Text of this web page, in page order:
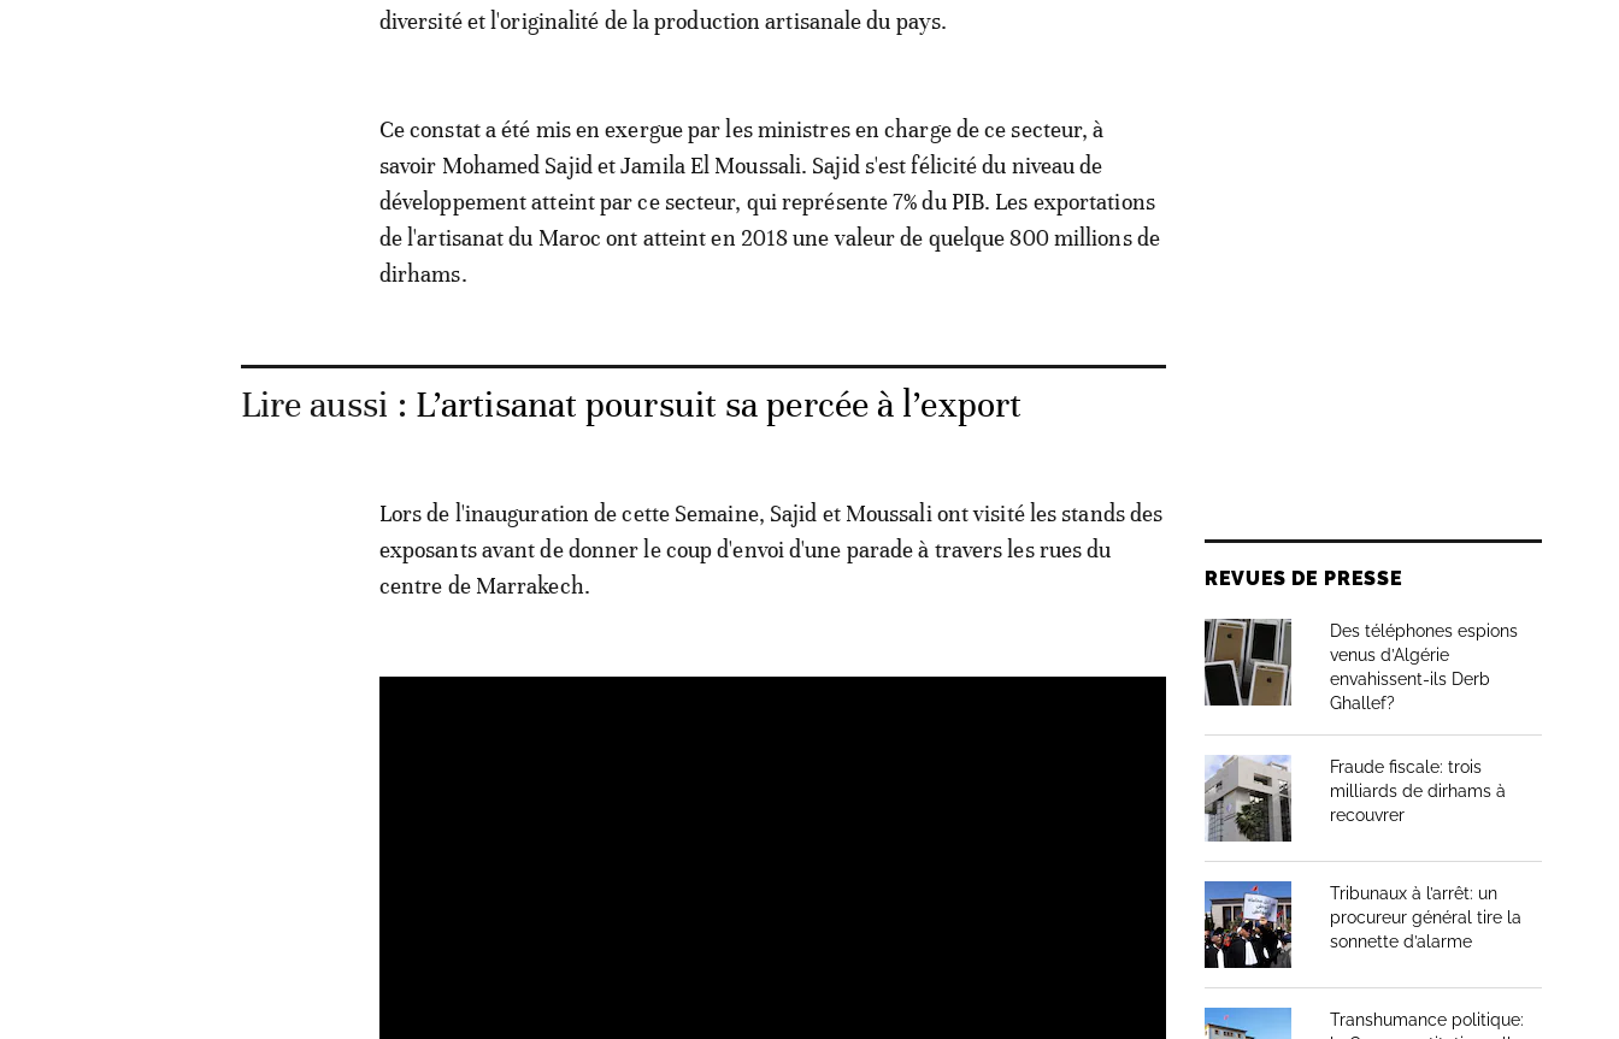
diversité et l'originalité de la production artisanale du pays.
Ce constat a été mis en exergue par les ministres en charge de ce secteur, à
savoir Mohamed Sajid et Jamila El Moussali. Sajid s'est félicité du niveau de
développement atteint par ce secteur, qui représente 7% du PIB. Les exportations
de l'artisanat du Maroc ont atteint en 2018 une valeur de quelque 800 millions de
dirhams.
Lire aussi : L’artisanat poursuit sa percée à l’export
Lors de l'inauguration de cette Semaine, Sajid et Moussali ont visité les stands des
exposants avant de donner le coup d'envoi d'une parade à travers les rues du
centre de Marrakech.
REVUES DE PRESSE
Des téléphones espions
venus d’Algérie
envahissent-ils Derb
Ghallef?
Fraude fiscale: trois
milliards de dirhams à
recouvrer
Tribunaux à l’arrêt: un
procureur général tire la
sonnette d’alarme
Transhumance politique: